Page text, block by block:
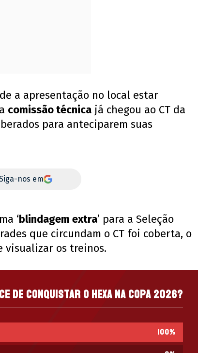
a apresentação no local estar
comissão técnica já chegou ao CT da
para anteciparem suas
nos em
‘blindagem extra’ para a Seleção
que circundam o CT foi coberta, o
visualizar os treinos.
de conquistar o hexa na Copa 2026?
100%